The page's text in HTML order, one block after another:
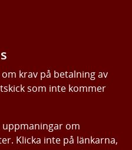
krav på betalning av
som inte kommer
om
Klicka inte på länkarna,